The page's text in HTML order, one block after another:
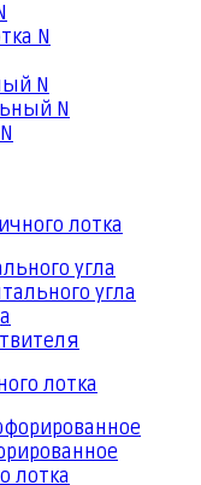
N
N
N
лотка
угла
угла
лотка
лотка